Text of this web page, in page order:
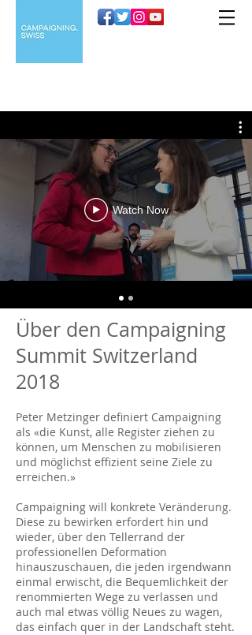
Über den Campaigning
Summit Switzerland
2018
Peter Metzinger definiert Campaigning
als «die Kunst, alle Register ziehen zu
können, um Menschen zu mobilisieren
und möglichst effizient seine Ziele zu
erreichen.»
Campaigning will konkrete Veränderung.
Diese zu bewirken erfordert hin und
wieder, über den Tellerrand der
professionellen Deformation
hinauszuschauen, die jeden irgendwann
einmal erwischt, die Bequemlichkeit der
renommierten Wege zu verlassen und
auch mal etwas völlig Neues zu wagen,
das einfach quer in der Landschaft steht.
Watch Now